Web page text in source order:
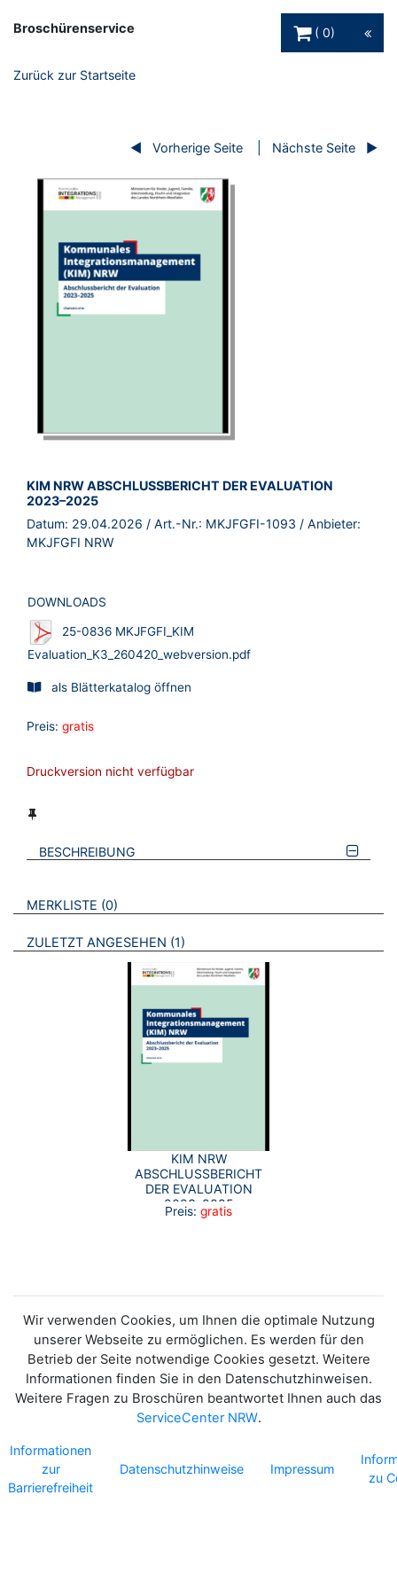
Broschürenservice
0
Zurück zur Startseite
Vorherige Seite Nächste Seite
BROSCHÜRE:
KIM NRW ABSCHLUSSBERICHT DER EVALUATION
2023–2025
Datum: 29.04.2026 / Art.-Nr.: MKJFGFI-1093 / Anbieter:
MKJFGFI NRW
DOWNLOADS
25-0836 MKJFGFI_KIM
Evaluation_K3_260420_webversion.pdf
als Blätterkatalog öffnen
Preis: gratis
Druckversion nicht verfügbar
BESCHREIBUNG
VERWEISE AUF VERMERKTE- ODER ZULETZT ANGESEHENE
MERKLISTE 0 BROSCHÜREN
ZULETZT ANGESEHEN 1 BROSCHÜREN
KIM NRW
ABSCHLUSSBERICHT
DER EVALUATION
2023–2025
Preis: gratis
Wir verwenden Cookies, um Ihnen die optimale Nutzung
unserer Webseite zu ermöglichen. Es werden für den
Betrieb der Seite notwendige Cookies gesetzt. Weitere
Informationen finden Sie in den Datenschutzhinweisen.
Weitere Fragen zu Broschüren beantwortet Ihnen auch das
ServiceCenter NRW.
Informationen
zur
Barrierefreiheit
Datenschutzhinweise Impressum
zu